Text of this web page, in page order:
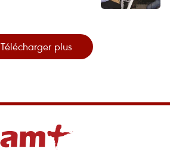
Télécharger plus